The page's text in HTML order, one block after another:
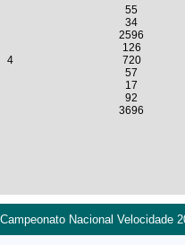
4
55
34
2596
126
720
57
17
92
3696
Nacional Velocidade